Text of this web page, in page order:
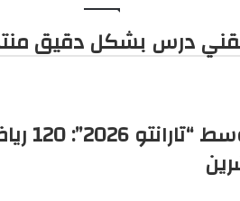
درس بشكل دقيق
ألعاب